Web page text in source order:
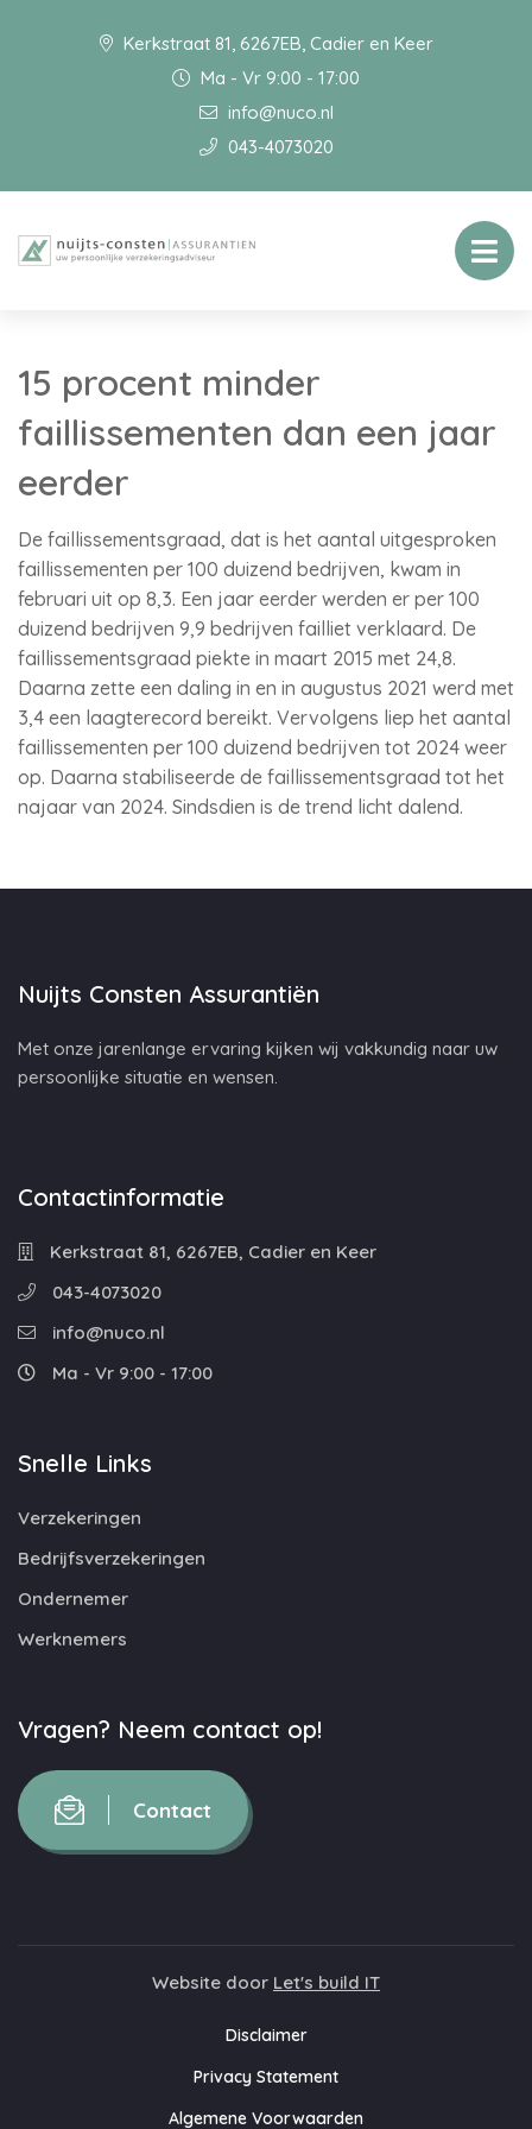
Kerkstraat 81, 6267EB, Cadier en Keer
Ma - Vr 9:00 - 17:00
info@nuco.nl
043-4073020
15 procent minder
faillissementen dan een jaar
eerder
De faillissementsgraad, dat is het aantal uitgesproken
faillissementen per 100 duizend bedrijven, kwam in
februari uit op 8,3. Een jaar eerder werden er per 100
duizend bedrijven 9,9 bedrijven failliet verklaard. De
faillissementsgraad piekte in maart 2015 met 24,8.
Daarna zette een daling in en in augustus 2021 werd met
3,4 een laagterecord bereikt. Vervolgens liep het aantal
faillissementen per 100 duizend bedrijven tot 2024 weer
op. Daarna stabiliseerde de faillissementsgraad tot het
najaar van 2024. Sindsdien is de trend licht dalend.
Nuijts Consten Assurantiën
Met onze jarenlange ervaring kijken wij vakkundig naar uw
persoonlijke situatie en wensen.
Contactinformatie
Kerkstraat 81, 6267EB, Cadier en Keer
043-4073020
info@nuco.nl
Ma - Vr 9:00 - 17:00
Snelle Links
Verzekeringen
Bedrijfsverzekeringen
Ondernemer
Werknemers
Vragen? Neem contact op!
Contact
Website door Let's build IT
Disclaimer
Privacy Statement
Algemene Voorwaarden